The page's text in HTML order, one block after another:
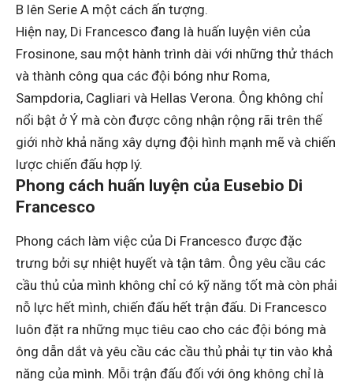
B lên Serie A một cách ấn tượng.
Hiện nay, Di Francesco đang là huấn luyện viên của
Frosinone, sau một hành trình dài với những thử thách
và thành công qua các đội bóng như Roma,
Sampdoria, Cagliari và Hellas Verona. Ông không chỉ
nổi bật ở Ý mà còn được công nhận rộng rãi trên thế
giới nhờ khả năng xây dựng đội hình mạnh mẽ và chiến
lược chiến đấu hợp lý.
Phong cách huấn luyện của Eusebio Di
Francesco
Phong cách làm việc của Di Francesco được đặc
trưng bởi sự nhiệt huyết và tận tâm. Ông yêu cầu các
cầu thủ của mình không chỉ có kỹ năng tốt mà còn phải
nỗ lực hết mình, chiến đấu hết trận đấu. Di Francesco
luôn đặt ra những mục tiêu cao cho các đội bóng mà
ông dẫn dắt và yêu cầu các cầu thủ phải tự tin vào khả
năng của mình. Mỗi trận đấu đối với ông không chỉ là